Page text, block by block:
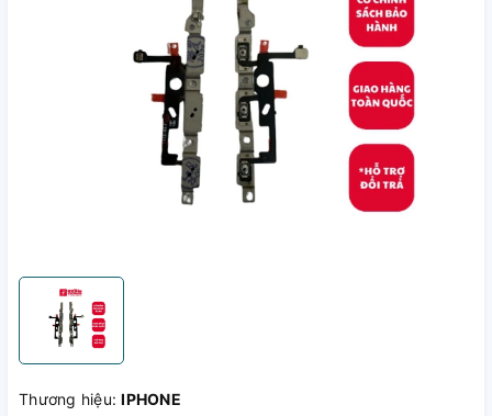
Thương hiệu:IPHONE